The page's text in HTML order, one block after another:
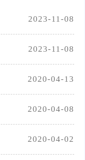
2023-11-08
2023-11-08
2020-04-13
2020-04-08
2020-04-02